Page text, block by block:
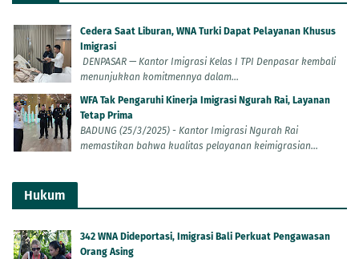
Cedera Saat Liburan, WNA Turki Dapat Pelayanan Khusus
Imigrasi
DENPASAR — Kantor Imigrasi Kelas I TPI Denpasar kembali
menunjukkan komitmennya dalam...
WFA Tak Pengaruhi Kinerja Imigrasi Ngurah Rai, Layanan
Tetap Prima
BADUNG (25/3/2025) - Kantor Imigrasi Ngurah Rai
memastikan bahwa kualitas pelayanan keimigrasian...
Hukum
342 WNA Dideportasi, Imigrasi Bali Perkuat Pengawasan
Orang Asing